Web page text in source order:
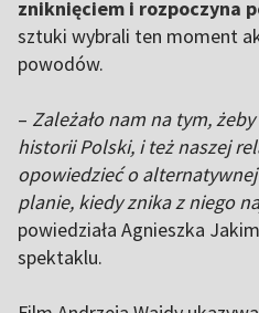
zniknięciem i rozpoczyna
sztuki wybrali ten moment
powodów.
– Zależało nam na tym,
historii Polski, i też naszej
opowiedzieć o
planie, kiedy znika z niego
powiedziała Agnieszka
spektaklu.